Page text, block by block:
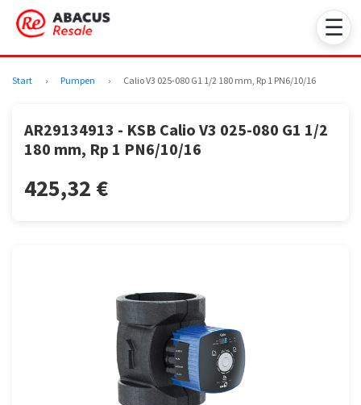
☰
Start › Pumpen › Calio V3 025-080 G1 1/2 180 mm, Rp 1 PN6/10/16
AR29134913 - KSB Calio V3 025-080 G1 1/2
180 mm, Rp 1 PN6/10/16
425,32 €